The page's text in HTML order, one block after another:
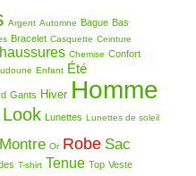
Argent Automne Bague Bas
Bracelet Casquette Ceinture
Chemise Confort
Enfant Été
Gants Hiver Homme
Look Lunettes Lunettes de soleil
Montre Or Robe Sac
T-shirt Tenue Top Veste